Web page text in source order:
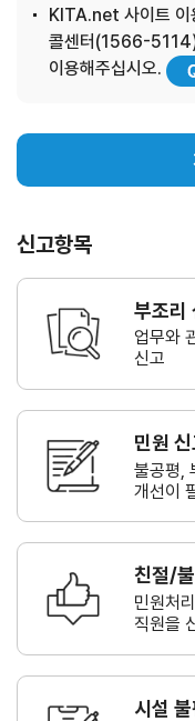
KITA.net 사이트 이
콜센터(1566-
이용해주십시오.
신고항목
부조리
업무와
신고
민원
불공평,
개선이
친절/
민원처
직원을
시설